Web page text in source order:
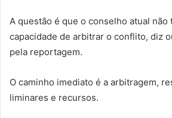
A questão é que o conselho atual não
capacidade de arbitrar o conflito, diz
pela reportagem.
O caminho imediato é a arbitragem,
liminares e recursos.